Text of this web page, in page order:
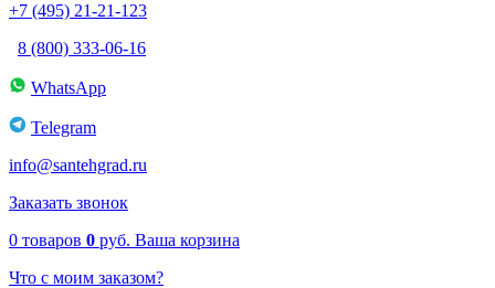
+7 (495) 21-21-123
8 (800) 333-06-16
WhatsApp
Telegram
info@santehgrad.ru
Заказать звонок
0 товаров 0 руб. Ваша корзина
Что с моим заказом?